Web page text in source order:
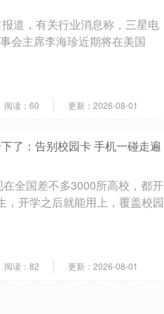
道，有关行业消息称，三星电
会主席李海珍近期将在美国
阅读：60 更新：2026-08-01
了：告别校园卡 手机一碰走遍
全国差不多3000所高校，都开
，开学之后就能用上，覆盖校园
阅读：82 更新：2026-08-01